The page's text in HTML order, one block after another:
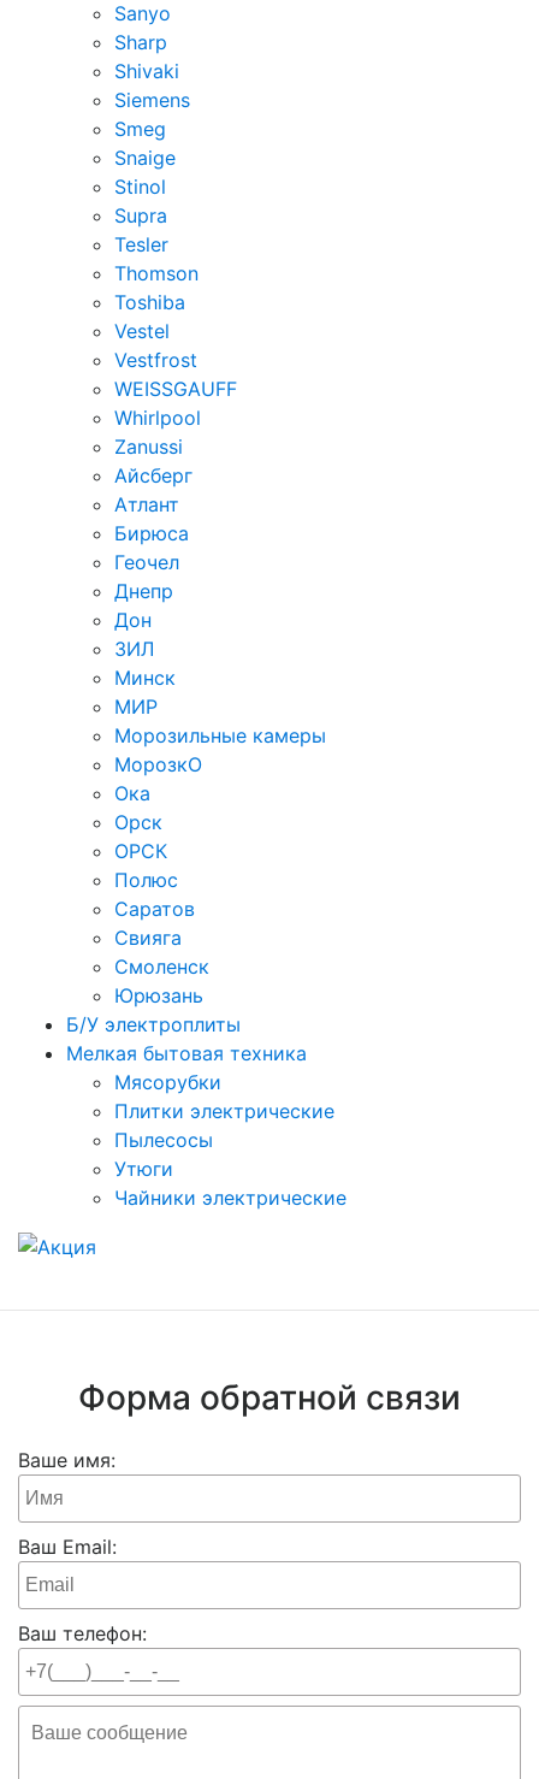
Sanyo
Sharp
Shivaki
Siemens
Smeg
Snaige
Stinol
Supra
Tesler
Thomson
Toshiba
Vestel
Vestfrost
WEISSGAUFF
Whirlpool
Zanussi
Айсберг
Атлант
Бирюса
Геочел
Днепр
Дон
ЗИЛ
Минск
МИР
Морозильные камеры
МорозкО
Ока
Орск
ОРСК
Полюс
Саратов
Свияга
Смоленск
Юрюзань
Б/У электроплиты
Мелкая бытовая техника
Мясорубки
Плитки электрические
Пылесосы
Утюги
Чайники электрические
Форма обратной связи
Ваше имя:
Ваш Email:
Ваш телефон: